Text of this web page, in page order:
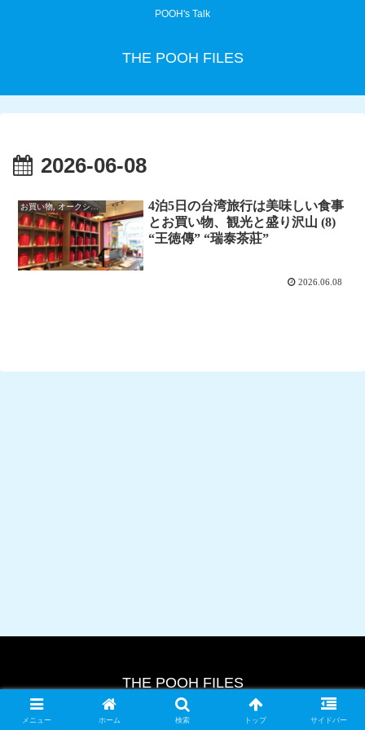
POOH's Talk
THE POOH FILES
2026-06-08
お買い物, オークション
4泊5日の台湾旅行は美味しい食事
とお買い物、観光と盛り沢山 (8)
“王徳傳” “瑞泰茶莊”
2026.06.08
THE POOH FILES
© 2024 THE POOH FILES.
メニュー ホーム 検索 トップ サイドバー